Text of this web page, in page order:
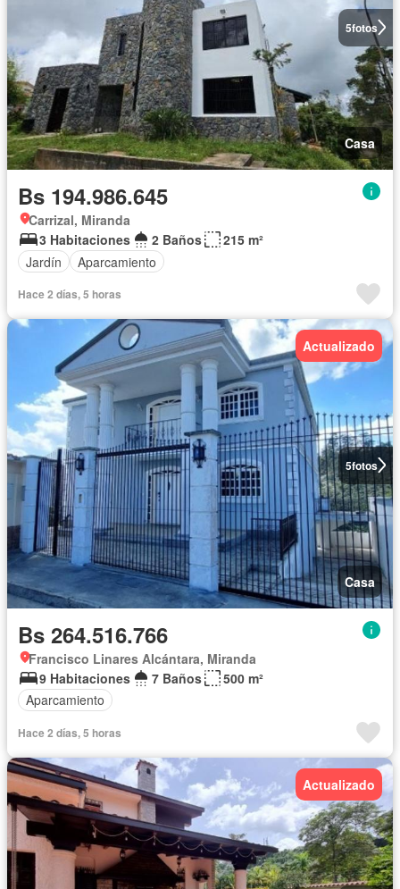
5fotos
Casa
Bs 194.986.645
Carrizal, Miranda
3 Habitaciones
2 Baños
215 m²
Jardín
Aparcamiento
Hace 2 días, 5 horas
5fotos
Actualizado
Casa
Bs 264.516.766
Francisco Linares Alcántara, Miranda
9 Habitaciones
7 Baños
500 m²
Aparcamiento
Hace 2 días, 5 horas
Actualizado